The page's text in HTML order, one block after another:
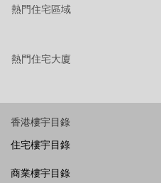
熱門住宅區域
熱門住宅大廈
香港樓宇目錄
住宅樓宇目錄
商業樓宇目錄